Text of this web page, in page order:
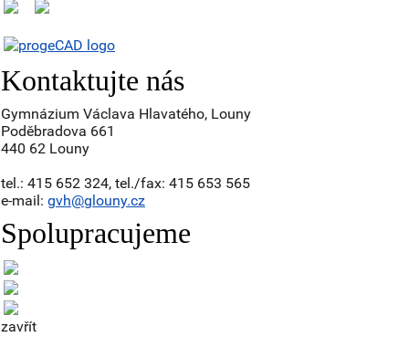
Kontaktujte nás
Gymnázium Václava Hlavatého, Louny
Poděbradova 661
440 62 Louny
tel.: 415 652 324, tel./fax: 415 653 565
e-mail: gvh@glouny.cz
Spolupracujeme
zavřít